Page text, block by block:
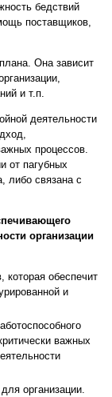
бедствий
поставщиков,
Она зависит
и т.п.
деятельности
процессов.
от пагубных
либо связана с
организации
которая обеспечит
и
важных
организации.